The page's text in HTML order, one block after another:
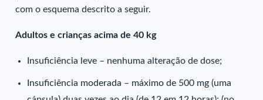
com o esquema descrito a seguir.
Adultos e crianças acima de 40 kg
Insuficiência leve – nenhuma alteração de dose;
Insuficiência moderada – máximo de 500 mg (uma